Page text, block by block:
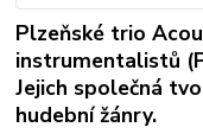
Plzeňské trio
instrumentalistů
Jejich společná
hudební žánry.